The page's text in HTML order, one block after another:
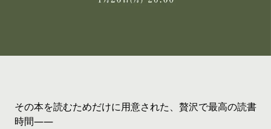
その本を読むためだけに用意された、贅沢で最高の読書
時間——